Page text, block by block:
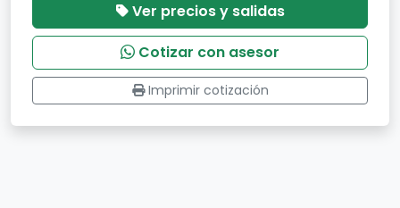
Ver precios y salidas
Cotizar con asesor
Imprimir cotización